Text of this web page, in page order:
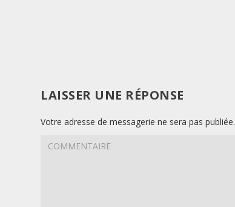
LAISSER UNE RÉPONSE
Votre adresse de messagerie ne sera pas publiée.